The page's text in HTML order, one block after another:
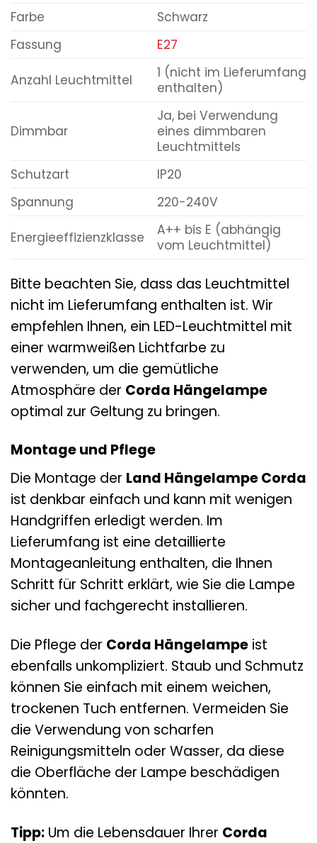
Farbe
Schwarz
Fassung
E27
Anzahl Leuchtmittel
1 (nicht im Lieferumfang
enthalten)
Dimmbar
Ja, bei Verwendung
eines dimmbaren
Leuchtmittels
Schutzart
IP20
Spannung
220-240V
Energieeffizienzklasse
A++ bis E (abhängig
vom Leuchtmittel)
Bitte beachten Sie, dass das Leuchtmittel
nicht im Lieferumfang enthalten ist. Wir
empfehlen Ihnen, ein LED-Leuchtmittel mit
einer warmweißen Lichtfarbe zu
verwenden, um die gemütliche
Atmosphäre der Corda Hängelampe
optimal zur Geltung zu bringen.
Montage und Pflege
Die Montage der Land Hängelampe Corda
ist denkbar einfach und kann mit wenigen
Handgriffen erledigt werden. Im
Lieferumfang ist eine detaillierte
Montageanleitung enthalten, die Ihnen
Schritt für Schritt erklärt, wie Sie die Lampe
sicher und fachgerecht installieren.
Die Pflege der Corda Hängelampe ist
ebenfalls unkompliziert. Staub und Schmutz
können Sie einfach mit einem weichen,
trockenen Tuch entfernen. Vermeiden Sie
die Verwendung von scharfen
Reinigungsmitteln oder Wasser, da diese
die Oberfläche der Lampe beschädigen
könnten.
Tipp: Um die Lebensdauer Ihrer Corda